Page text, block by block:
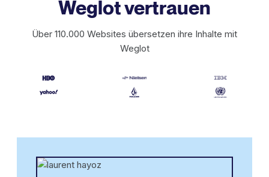
Weglot vertrauen
Über 110.000 Websites übersetzen ihre Inhalte mit
Weglot